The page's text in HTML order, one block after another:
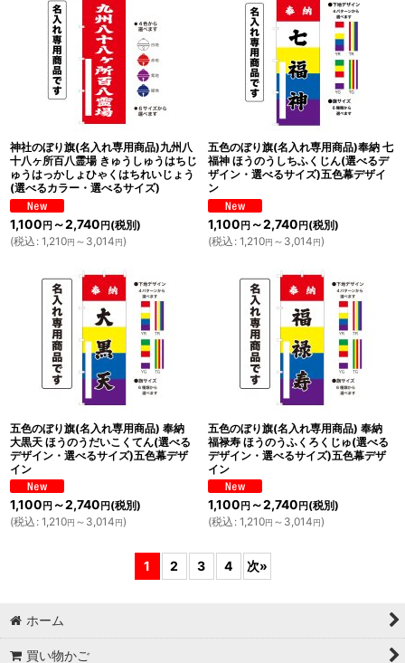
神社のぼり旗(名入れ専用商品)九州八
十八ヶ所百八霊場 きゅうしゅうはちじ
ゅうはっかしょひゃくはちれいじょう
(選べるカラー・選べるサイズ)
1,100 円 ～2,740 円 (税別)
(税込 : 1,210円 ～3,014円)
五色のぼり旗(名入れ専用商品)奉納 七
福神 ほうのうしちふくじん(選べるデ
ザイン・選べるサイズ)五色幕デザイ
ン
1,100 円 ～2,740 円 (税別)
(税込 : 1,210円 ～3,014円)
五色のぼり旗(名入れ専用商品) 奉納
大黒天 ほうのうだいこくてん(選べる
デザイン・選べるサイズ)五色幕デザ
イン
1,100 円 ～2,740 円 (税別)
(税込 : 1,210円 ～3,014円)
五色のぼり旗(名入れ専用商品) 奉納
福禄寿 ほうのうふくろくじゅ(選べる
デザイン・選べるサイズ)五色幕デザ
イン
1,100 円 ～2,740 円 (税別)
(税込 : 1,210円 ～3,014円)
1 2 3 4 次»
ホーム
買い物かご